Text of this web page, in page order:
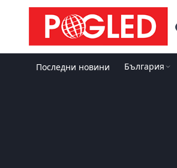
Последни новини България